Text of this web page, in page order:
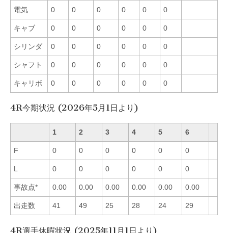
電気 0 0 0 0 0 0
キャブ 0 0 0 0 0 0
シリンダ 0 0 0 0 0 0
シャフト 0 0 0 0 0 0
キャリボ 0 0 0 0 0 0
4R今期状況 (2026年5月1日より)
1 2 3 4 5 6
F 0 0 0 0 0 0
L 0 0 0 0 0 0
事故点* 0.00 0.00 0.00 0.00 0.00 0.00
出走数 41 49 25 28 24 29
4R選手休暇状況 (2025年11月1日より)